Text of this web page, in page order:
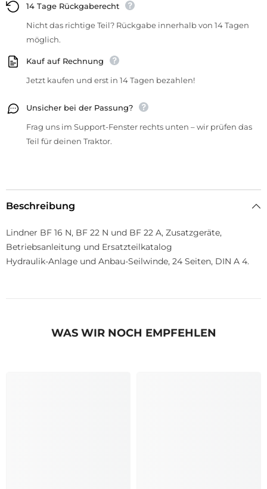
14 Tage Rückgaberecht
Nicht das richtige Teil? Rückgabe innerhalb von 14 Tagen
möglich.
Kauf auf Rechnung
Jetzt kaufen und erst in 14 Tagen bezahlen!
Unsicher bei der Passung?
Frag uns im Support-Fenster rechts unten – wir prüfen das
Teil für deinen Traktor.
Beschreibung
Lindner BF 16 N, BF 22 N und BF 22 A, Zusatzgeräte,
Betriebsanleitung und Ersatzteilkatalog
Hydraulik-Anlage und Anbau-Seilwinde, 24 Seiten, DIN A 4.
WAS WIR NOCH EMPFEHLEN